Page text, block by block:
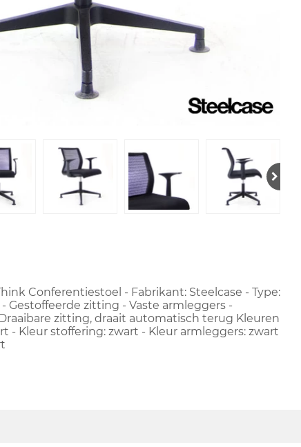
Conferentiestoel - Fabrikant: Steelcase - Type:
Gestoffeerde zitting - Vaste armleggers -
zitting, draait automatisch terug Kleuren
- Kleur stoffering: zwart - Kleur armleggers: zwart